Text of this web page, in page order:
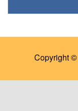
Copyright